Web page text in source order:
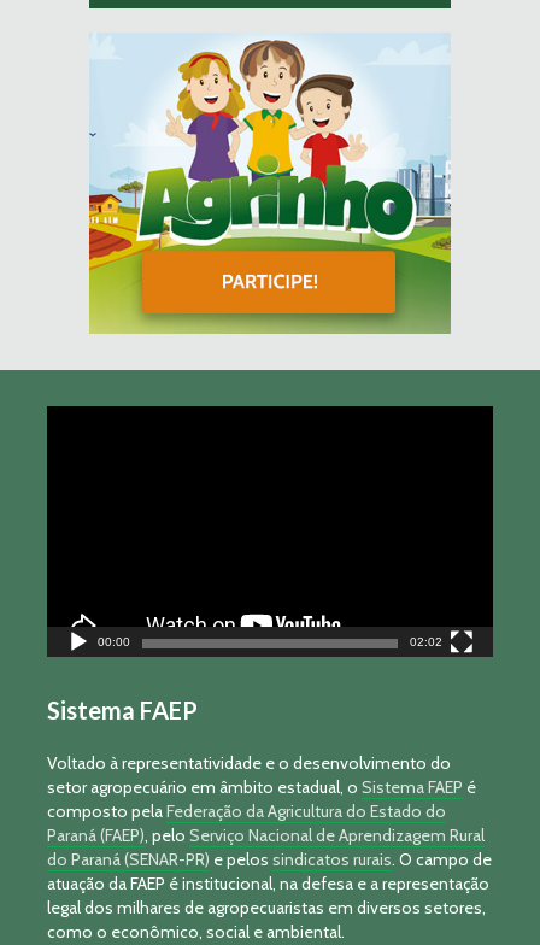
00:00 02:02
Sistema FAEP
Voltado à representatividade e o desenvolvimento do
setor agropecuário em âmbito estadual, o Sistema FAEP é
composto pelaFederação da Agricultura do Estado do
Paraná (FAEP), pelo Serviço Nacional de Aprendizagem Rural
do Paraná (SENAR-PR) e pelos sindicatos rurais. O campo de
atuação da FAEP é institucional, na defesa e a representação
legal dos milhares de agropecuaristas em diversos setores,
como o econômico, social e ambiental.